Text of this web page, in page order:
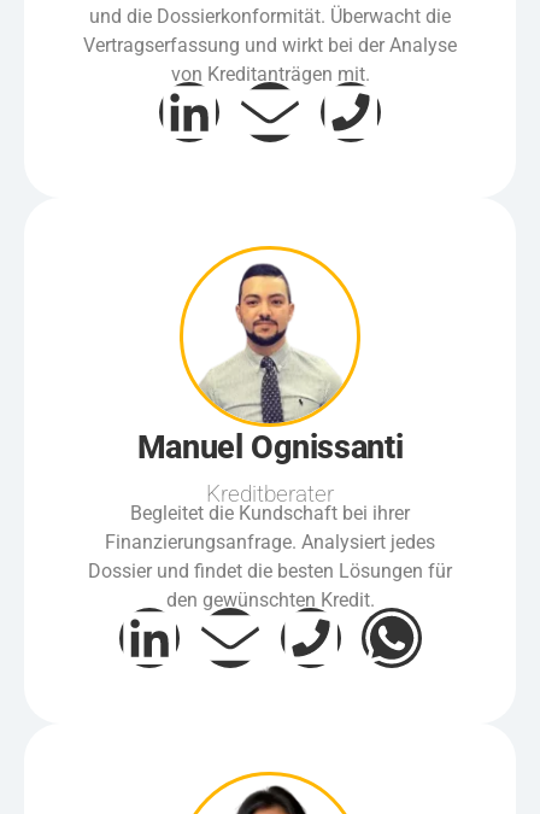
und die Dossierkonformität. Überwacht die
Vertragserfassung und wirkt bei der Analyse
von Kreditanträgen mit.
Manuel Ognissanti
Kreditberater
Begleitet die Kundschaft bei ihrer
Finanzierungsanfrage. Analysiert jedes
Dossier und findet die besten Lösungen für
den gewünschten Kredit.